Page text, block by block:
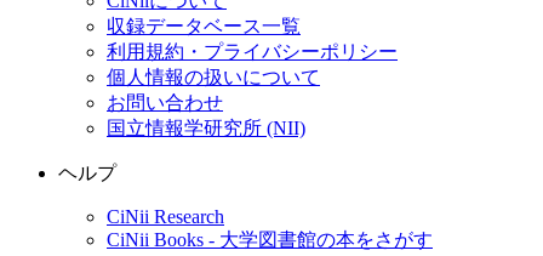
収録データベース一覧
利用規約・プライバシーポリシー
個人情報の扱いについて
お問い合わせ
国立情報学研究所 (NII)
ヘルプ
CiNii Research
CiNii Books - 大学図書館の本をさがす